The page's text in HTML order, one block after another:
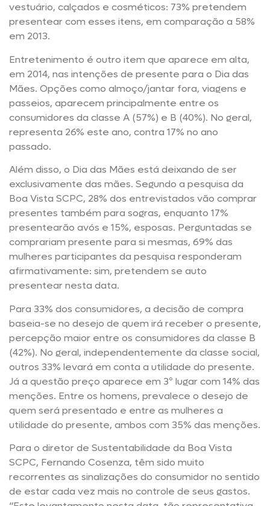
vestuário, calçados e cosméticos: 73% pretendem
presentear com esses itens, em comparação a 58%
em 2013.
Entretenimento é outro item que aparece em alta,
em 2014, nas intenções de presente para o Dia das
Mães. Opções como almoço/jantar fora, viagens e
passeios, aparecem principalmente entre os
consumidores da classe A (57%) e B (40%). No geral,
representa 26% este ano, contra 17% no ano
passado.
Além disso, o Dia das Mães está deixando de ser
exclusivamente das mães. Segundo a pesquisa da
Boa Vista SCPC, 28% dos entrevistados vão comprar
presentes também para sogras, enquanto 17%
presentearão avós e 15%, esposas. Perguntadas se
comprariam presente para si mesmas, 69% das
mulheres participantes da pesquisa responderam
afirmativamente: sim, pretendem se auto
presentear nesta data.
Para 33% dos consumidores, a decisão de compra
baseia-se no desejo de quem irá receber o presente,
percepção maior entre os consumidores da classe B
(42%). No geral, independentemente da classe social,
outros 33% levará em conta a utilidade do presente.
Já a questão preço aparece em 3º lugar com 14% das
menções. Entre os homens, prevalece o desejo de
quem será presentado e entre as mulheres a
utilidade do presente, ambos com 35% das menções.
Para o diretor de Sustentabilidade da Boa Vista
SCPC, Fernando Cosenza, têm sido muito
recorrentes as sinalizações do consumidor no sentido
de estar cada vez mais no controle de seus gastos.